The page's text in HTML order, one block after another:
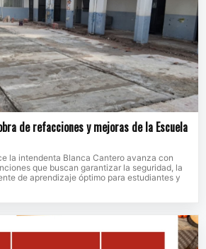
de refacciones y mejoras de la Escuela
la intendenta Blanca Cantero avanza con
que buscan garantizar la seguridad, la
de aprendizaje óptimo para estudiantes y